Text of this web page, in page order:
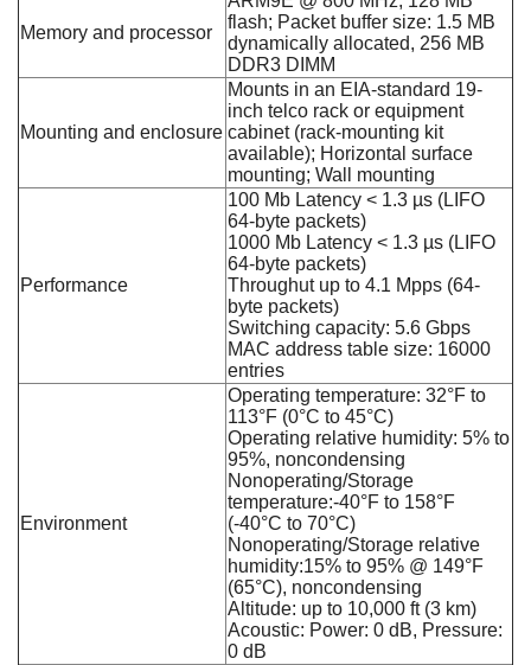
Memory and processor
flash; Packet buffer size: 1.5 MB
dynamically allocated, 256 MB
DDR3 DIMM
Mounting and enclosure
Mounts in an EIA-standard 19-
inch telco rack or equipment
cabinet (rack-mounting kit
available); Horizontal surface
mounting; Wall mounting
Performance
100 Mb Latency < 1.3 µs (LIFO
64-byte packets)
1000 Mb Latency < 1.3 µs (LIFO
64-byte packets)
Throughut up to 4.1 Mpps (64-
byte packets)
Switching capacity: 5.6 Gbps
MAC address table size: 16000
entries
Environment
Operating temperature: 32°F to
113°F (0°C to 45°C)
Operating relative humidity: 5% to
95%, noncondensing
Nonoperating/Storage
temperature:-40°F to 158°F
(-40°C to 70°C)
Nonoperating/Storage relative
humidity:15% to 95% @ 149°F
(65°C), noncondensing
Altitude: up to 10,000 ft (3 km)
Acoustic: Power: 0 dB, Pressure:
0 dB